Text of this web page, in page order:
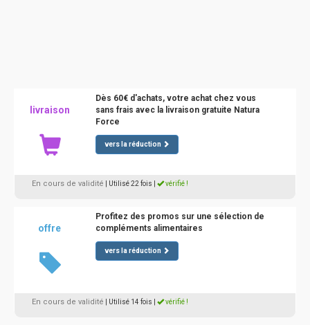
livraison
Dès 60€ d'achats, votre achat chez vous
sans frais avec la livraison gratuite Natura
Force
vers la réduction
En cours de validité | Utilisé 22 fois vérifié !
offre
Profitez des promos sur une sélection de
compléments alimentaires
vers la réduction
En cours de validité | Utilisé 14 fois vérifié !